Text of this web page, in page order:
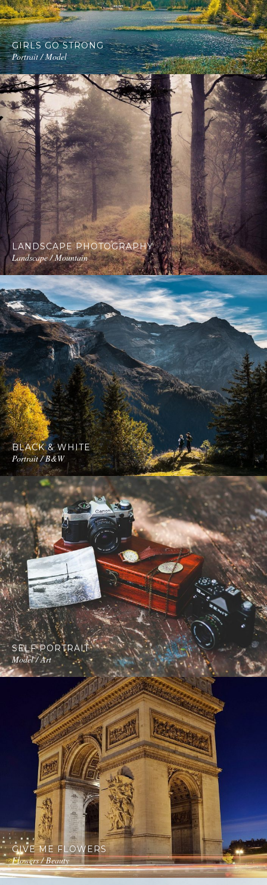
GIRLS GO STRONG
Portrait / Model
LANDSCAPE PHOTOGRAPHY
Landscape / Mountain
BLACK & WHITE
Portrait / B&W
SELF PORTRAIT
Model / Art
GIVE ME FLOWERS
Flowers / Beauty